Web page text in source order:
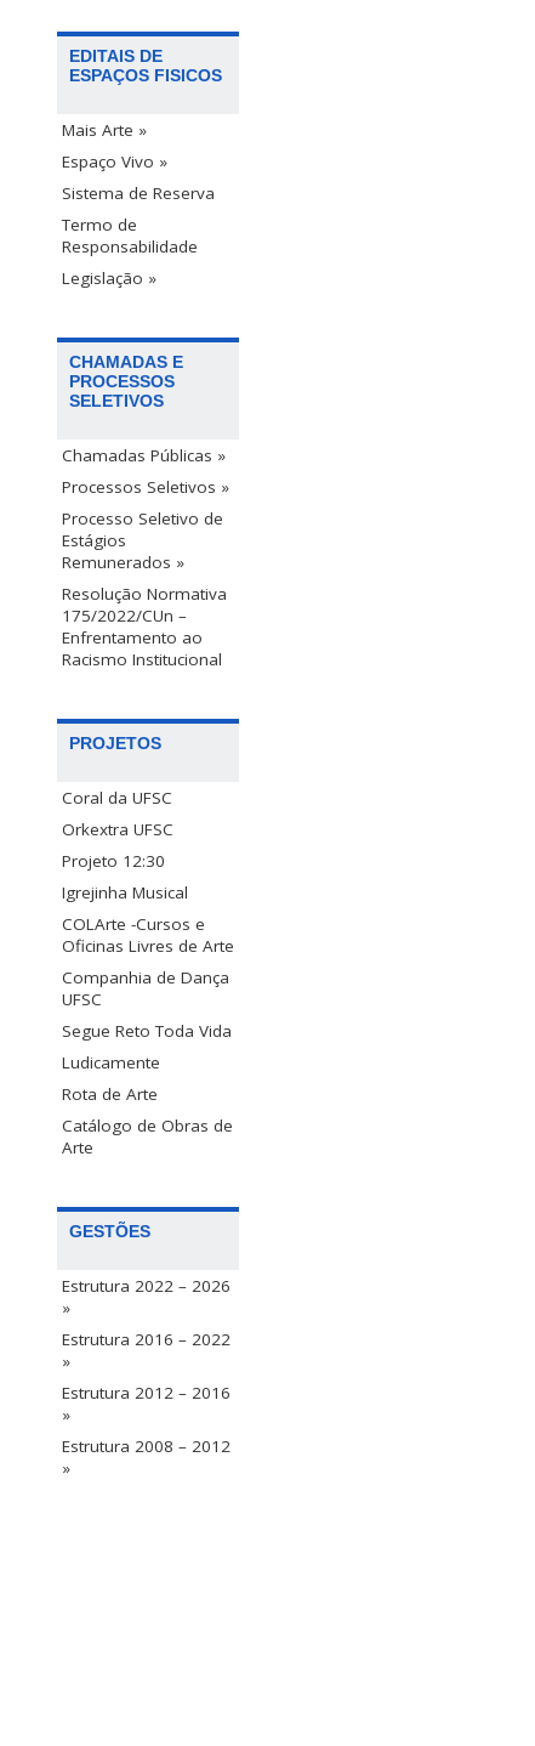
EDITAIS DE
ESPAÇOS FISICOS
Mais Arte »
Espaço Vivo »
Sistema de Reserva
Termo de
Responsabilidade
Legislação »
CHAMADAS E
PROCESSOS
SELETIVOS
Chamadas Públicas »
Processos Seletivos »
Processo Seletivo de
Estágios
Remunerados »
Resolução Normativa
175/2022/CUn –
Enfrentamento ao
Racismo Institucional
PROJETOS
Coral da UFSC
Orkextra UFSC
Projeto 12:30
Igrejinha Musical
COLArte -Cursos e
Oficinas Livres de Arte
Companhia de Dança
UFSC
Segue Reto Toda Vida
Ludicamente
Rota de Arte
Catálogo de Obras de
Arte
GESTÕES
Estrutura 2022 – 2026
»
Estrutura 2016 – 2022
»
Estrutura 2012 – 2016
»
Estrutura 2008 – 2012
»